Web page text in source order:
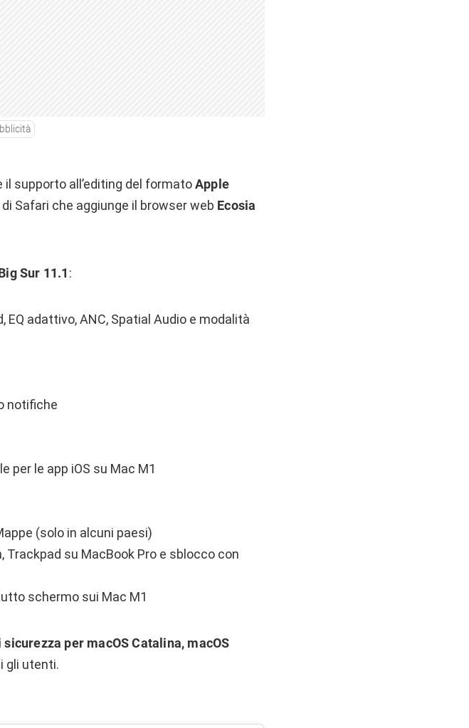
il supporto all’editing del formatoApple
Safari che aggiunge il browser web Ecosia
Sur 11.1 :
adattivo, ANC, Spatial Audio e modalità
notifiche
per le app iOS su Mac M1
(solo in alcuni paesi)
su MacBook Pro e sblocco con
schermo sui Mac M1
per macOS Catalina, macOS
gli utenti.